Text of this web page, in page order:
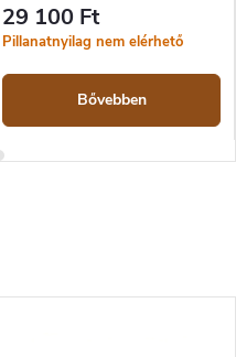
29 100 Ft
Pillanatnyilag nem elérhető
Bővebben